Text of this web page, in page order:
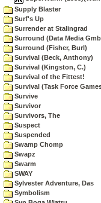
Supply Blaster
Surf's Up
Surrender at Stalingrad
Surround (Data Media
Surround (Fisher, Burl)
Survival (Beck, Anthony)
Survival (Kingston, C.)
Survival of the Fittest!
Survival (Task Force
Survive
Survivor
Survivors, The
Suspect
Suspended
Swamp Chomp
Swapz
Swarm
SWAY
Sylvester Adventure, Das
Symbolism